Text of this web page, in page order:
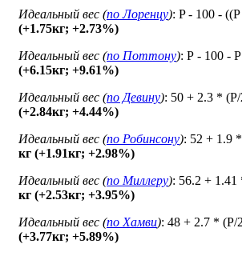
Идеальный вес (по Лоренцу): P - 100 -
(+1.75кг; +2.73%)
Идеальный вес (по Поттону): Р - 100 -
(+6.15кг; +9.61%)
Идеальный вес (по Девину): 50 + 2.3 *
(+2.84кг; +4.44%)
Идеальный вес (по Робинсону): 52 + 1.9
кг (+1.91кг; +2.98%)
Идеальный вес (по Миллеру): 56.2 + 1.41
кг (+2.53кг; +3.95%)
Идеальный вес (по Хамви): 48 + 2.7 * (P/
(+3.77кг; +5.89%)